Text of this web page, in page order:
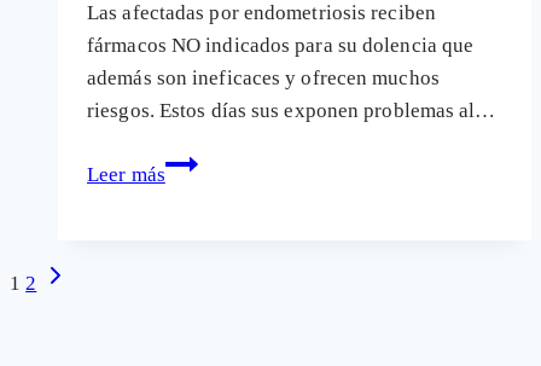
Las afectadas por endometriosis reciben
fármacos NO indicados para su dolencia que
además son ineficaces y ofrecen muchos
riesgos. Estos días sus exponen problemas al…
Leer más
Afectadas
Navegación
1 2
Siguiente